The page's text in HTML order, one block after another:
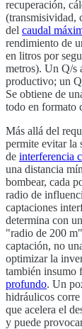
recuperación,
(transmisividad,
del caudal
rendimiento de
en litros por
metros). Un Q/s
productivo; un
Se obtiene de
todo en formato
Más allá del
permite evitar la
de interferencia
una distancia
bombear, cada
radio de
captaciones
determina con
"radio de 200
captación, no
optimizar la
también insumo
profundo. Un
hidráulicos
que acelera el
y puede